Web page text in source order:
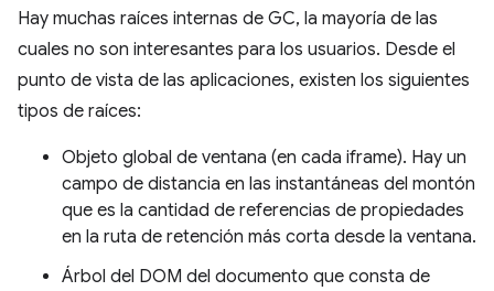
Hay muchas raíces internas de GC, la mayoría de las
cuales no son interesantes para los usuarios. Desde el
punto de vista de las aplicaciones, existen los siguientes
tipos de raíces:
Objeto global de ventana (en cada iframe). Hay un
campo de distancia en las instantáneas del montón
que es la cantidad de referencias de propiedades
en la ruta de retención más corta desde la ventana.
Árbol del DOM del documento que consta de